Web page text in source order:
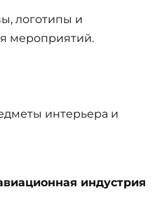
логотипы и
мероприятий.
интерьера и
индустрия